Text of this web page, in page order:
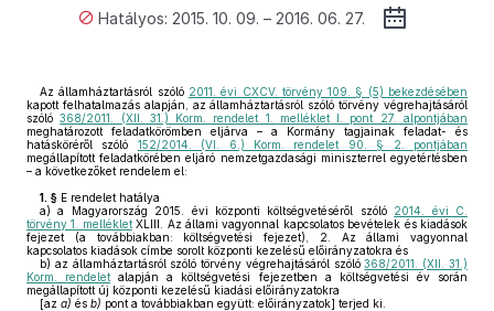
Hatályos: 2015. 10. 09. – 2016. 06. 27.
Az államháztartásról szóló 2011. évi CXCV. törvény 109. § (5) bekezdésében
kapott felhatalmazás alapján, az államháztartásról szóló törvény végrehajtásáról
szóló368/2011. (XII. 31.) Korm. rendelet 1. melléklet I. pont 27. alpontjában
meghatározott feladatkörömben eljárva – a Kormány tagjainak feladat- és
hatásköréről szóló 152/2014. (VI. 6.) Korm. rendelet 90. § 2. pontjában
megállapított feladatkörében eljáró nemzetgazdasági miniszterrel egyetértésben
– a következőket rendelem el:
1. § E rendelet hatálya
a) a Magyarország 2015. évi központi költségvetéséről szóló 2014. évi C.
törvény 1. mellékletXLIII. Az állami vagyonnal kapcsolatos bevételek és kiadások
fejezet (a továbbiakban: költségvetési fejezet), 2. Az állami vagyonnal
kapcsolatos kiadások címbe sorolt központi kezelésű előirányzatokra és
b) az államháztartásról szóló törvény végrehajtásáról szóló368/2011. (XII. 31.)
Korm. rendelet alapján a költségvetési fejezetben a költségvetési év során
megállapított új központi kezelésű kiadási előirányzatokra
[az a) és b) pont a továbbiakban együtt: előirányzatok] terjed ki.